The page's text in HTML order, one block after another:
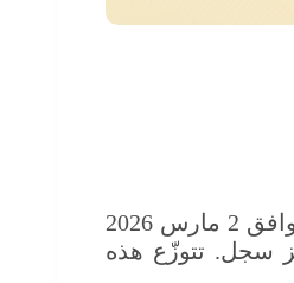
انتهاكاتٍ يومَ الإثنين الموافق 2 مارس 2026
سجل. تتوزّع هذه